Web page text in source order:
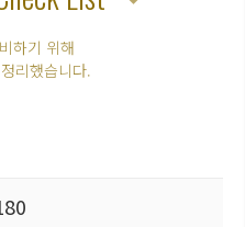
하기 위해
리했습니다.